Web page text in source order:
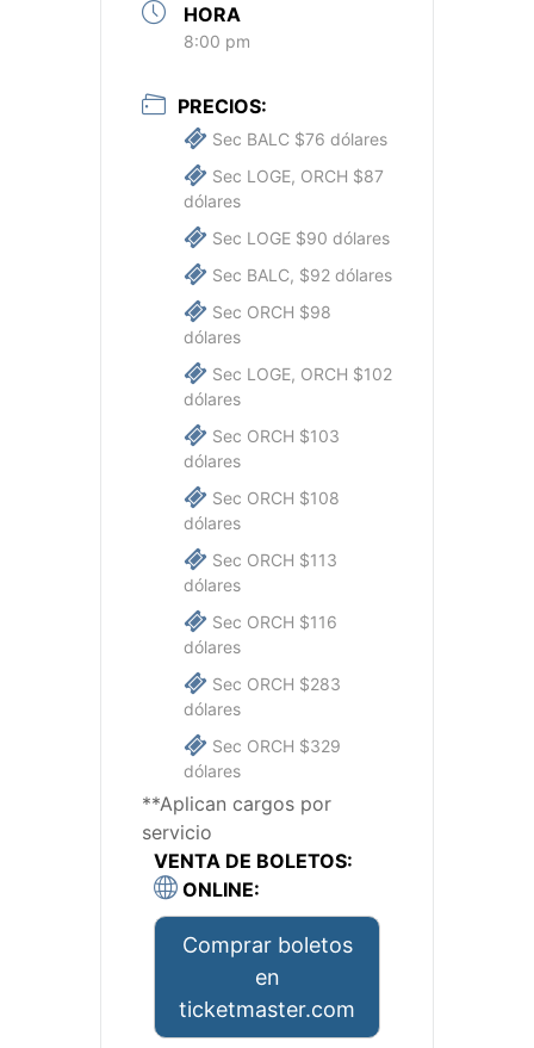
HORA
8:00 pm
PRECIOS:
Sec BALC $76 dólares
Sec LOGE, ORCH $87
dólares
Sec LOGE $90 dólares
Sec BALC, $92 dólares
Sec ORCH $98
dólares
Sec LOGE, ORCH $102
dólares
Sec ORCH $103
dólares
Sec ORCH $108
dólares
Sec ORCH $113
dólares
Sec ORCH $116
dólares
Sec ORCH $283
dólares
Sec ORCH $329
dólares
**Aplican cargos por
servicio
VENTA DE BOLETOS:
ONLINE:
Comprar boletos
en
ticketmaster.com